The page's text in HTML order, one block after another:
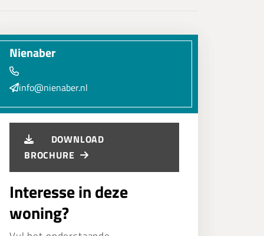
Nienaber
info@nienaber.nl
DOWNLOAD
BROCHURE
Interesse in deze
woning?